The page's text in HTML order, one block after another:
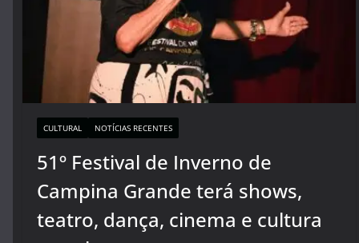
CULTURAL NOTÍCIAS RECENTES
51º Festival de Inverno de
Campina Grande terá shows,
teatro, dança, cinema e cultura